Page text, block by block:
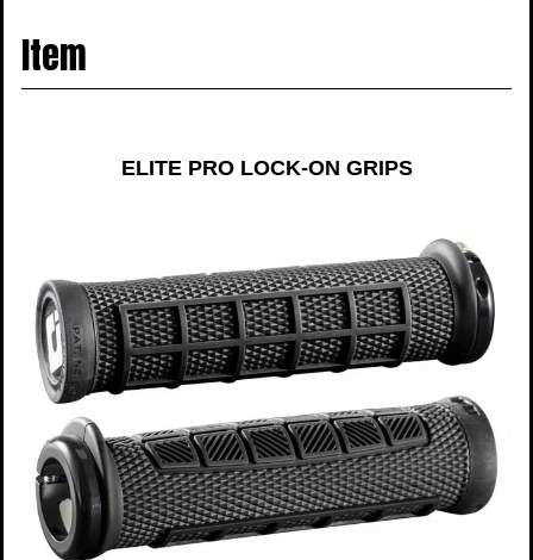
Item
ELITE PRO LOCK-ON GRIPS